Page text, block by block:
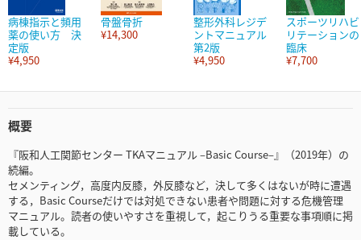
病棟指示と頻用
薬の使い方 決
定版
¥4,950
骨盤骨折
¥14,300
整形外科レジデ
ントマニュアル
第2版
¥4,950
スポーツリハビ
リテーションの
臨床
¥7,700
概要
『阪和人工関節センター TKAマニュアル –Basic Course–』（2019年）の
続編。
セメンティング，高度内反膝，外反膝など，決して多くはないが時に遭遇
する，Basic Courseだけでは対処できない患者や問題に対する危機管理
マニュアル。読者の使いやすさを重視して，起こりうる重要な事項順に掲
載している。